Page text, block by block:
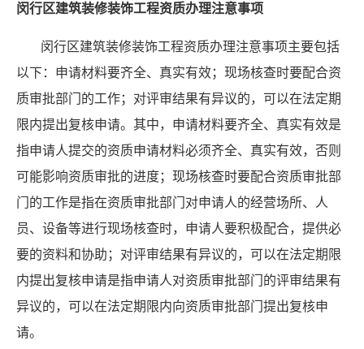
闵行区建筑装修装饰工程资质办理注意事项
闵行区建筑装修装饰工程资质办理注意事项主要包括
以下：申请材料要齐全、真实有效；现场核查时要配合资
质审批部门的工作；对评审结果有异议的，可以在法定期
限内提出复核申请。其中，申请材料要齐全、真实有效是
指申请人提交的资质申请材料必须齐全、真实有效，否则
可能影响资质审批的进度；现场核查时要配合资质审批部
门的工作是指在资质审批部门对申请人的经营场所、人
员、设备等进行现场核查时，申请人要积极配合，提供必
要的资料和协助；对评审结果有异议的，可以在法定期限
内提出复核申请是指申请人对资质审批部门的评审结果有
异议的，可以在法定期限内向资质审批部门提出复核申
请。